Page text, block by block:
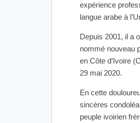
expérience
langue arabe à
Depuis 2001, il a
nommé nouveau
en Côte d’Ivoire
29 mai 2020.
En cette
sincères
peuple ivoirien